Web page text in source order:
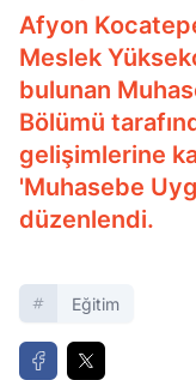
Afyon
Meslek
bulunan
Bölümü
gelişimlerine
'Muhasebe
düzenlendi.
Eğitim